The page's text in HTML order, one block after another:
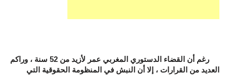
رغم أن القضاء الدستوري المغربي عمر لأزيد من 52 سنة ، وراكم
العديد من القرارات ، إلا أن النبش في المنظومة الحقوقية التي